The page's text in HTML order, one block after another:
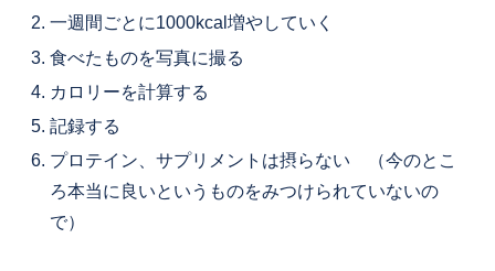
一週間ごとに1000kcal増やしていく
食べたものを写真に撮る
カロリーを計算する
記録する
プロテイン、サプリメントは摂らない （今のとこ
ろ本当に良いというものをみつけられていないの
で）